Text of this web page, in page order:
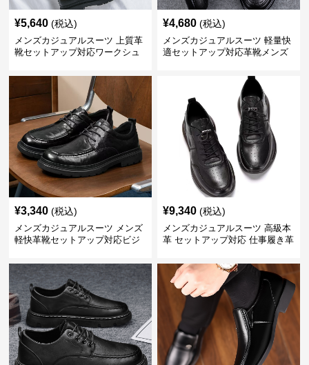
¥5,640 (税込)
メンズカジュアルスーツ 上質革
靴セットアップ対応ワークシュ
¥4,680 (税込)
メンズカジュアルスーツ 軽量快
適セットアップ対応革靴メンズ
¥3,340 (税込)
メンズカジュアルスーツ メンズ
軽快革靴セットアップ対応ビジ
¥9,340 (税込)
メンズカジュアルスーツ 高級本
革 セットアップ対応 仕事履き革